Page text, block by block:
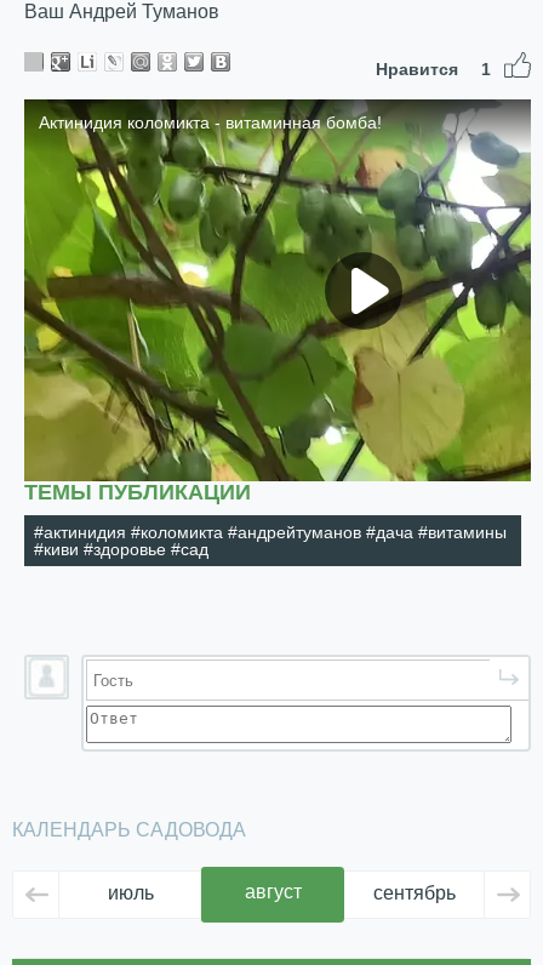
Ваш Андрей Туманов
Нравится 1
ТЕМЫ ПУБЛИКАЦИИ
#актинидия #коломикта #андрейтуманов #дача #витамины
#киви #здоровье #сад
КАЛЕНДАРЬ САДОВОДА
июль август сентябрь